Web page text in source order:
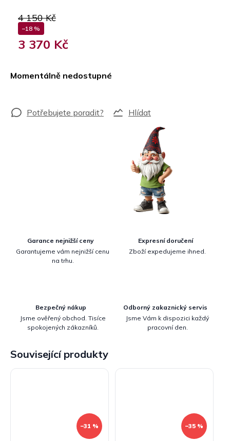
4 150 Kč
–18 %
3 370 Kč
Momentálně nedostupné
Hlídat
Garance nejnižší ceny
Garantujeme vám nejnižší cenu
na trhu.
Expresní doručení
Zboží expedujeme ihned.
Bezpečný nákup
Jsme ověřený obchod. Tisíce
spokojených zákazníků.
Odborný zakaznický servis
Jsme Vám k dispozici každý
pracovní den.
Související produkty
–31 % –35 %